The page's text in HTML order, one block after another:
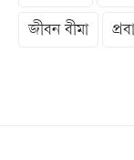
জীবন বীমা